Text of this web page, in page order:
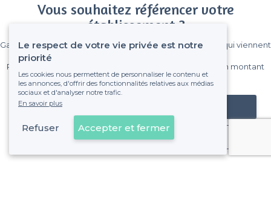
Vous souhaitez référencer votre
établissement ?
Gagnez de nombreux clients parmi le million de visiteurs qui viennent
Pas de commissions et sans engagement, vous payez un montant
fixe sans risque de voir déraper la facture.
Référencer mon établissement
Déjà client
Le respect de votre vie privée est notre
priorité
Les cookies nous permettent de personnaliser le contenu et
les annonces, d'offrir des fonctionnalités relatives aux médias
sociaux et d'analyser notre trafic.
En savoir plus
Refuser Accepter et fermer